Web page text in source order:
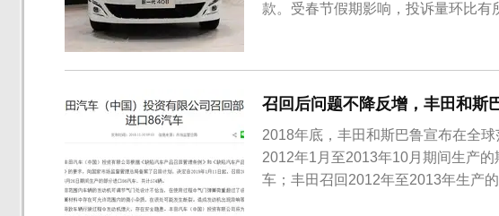
款。受春节假期影响，投诉量环比有
车系（车型）排名如下：第一 标致
朗 转向卡滞，发...
召回后问题不降反增，丰田和斯
2018年底，丰田和斯巴鲁宣布在全
2012年1月至2013年10月期间生产
车；丰田召回2012年至2013年生产